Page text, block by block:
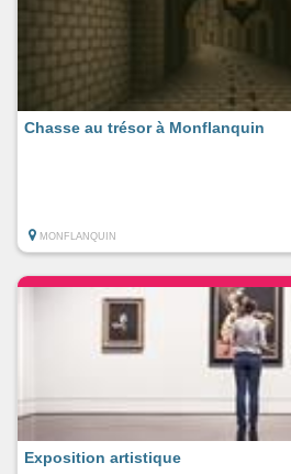
Chasse au trésor à Monflanquin
MONFLANQUIN
Exposition artistique